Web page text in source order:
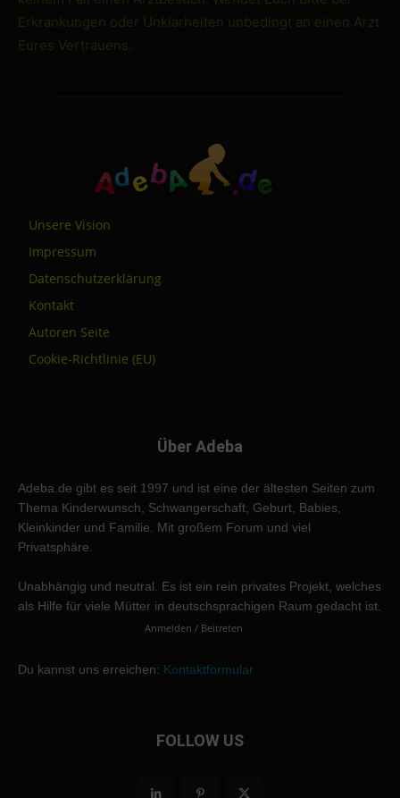
Erkrankungen oder Unklarheiten unbedingt an einen Arzt
Eures Vertrauens.
Unsere Vision
Impressum
Datenschutzerklärung
Kontakt
Autoren Seite
Cookie-Richtlinie (EU)
Über Adeba
Adeba.de gibt es seit 1997 und ist eine der ältesten Seiten zum
Thema Kinderwunsch, Schwangerschaft, Geburt, Babies,
Kleinkinder und Familie. Mit großem Forum und viel
Privatsphäre.
Unabhängig und neutral. Es ist ein rein privates Projekt, welches
als Hilfe für viele Mütter in deutschsprachigen Raum gedacht ist.
Anmelden / Beitreten
Du kannst uns erreichen: Kontaktformular
FOLLOW US